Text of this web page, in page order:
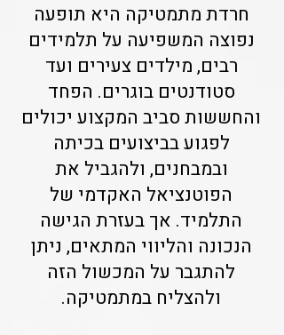
חרדת מתמטיקה היא תופעה
נפוצה המשפיעה על תלמידים
רבים, מילדים צעירים ועד
סטודנטים בוגרים. הפחד
והחששות סביב המקצוע יכולים
לפגוע בביצועים בכיתה
ובמבחנים, ולהגביל את
הפוטנציאל האקדמי של
התלמיד. אך בעזרת הגישה
הנכונה והליווי המתאים, ניתן
להתגבר על המכשול הזה
ולהצליח במתמטיקה.